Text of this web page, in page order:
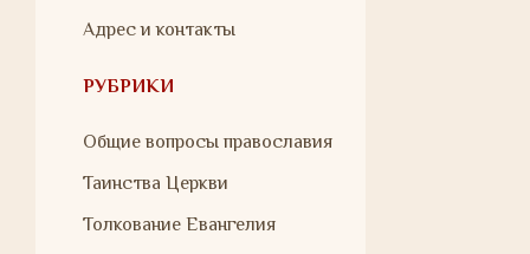
Адрес и контакты
РУБРИКИ
Общие вопросы православия
Таинства Церкви
Толкование Евангелия